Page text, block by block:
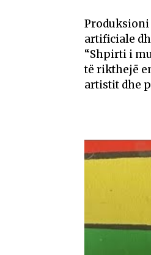
artificiale
“Shpirti i
të rikthejë
artistit dhe